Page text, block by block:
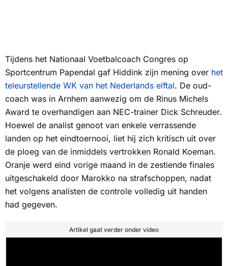
Tijdens het Nationaal Voetbalcoach Congres op
Sportcentrum Papendal gaf Hiddink zijn mening over het
teleurstellende WK van het Nederlands elftal. De oud-
coach was in Arnhem aanwezig om de Rinus Michels
Award te overhandigen aan NEC-trainer Dick Schreuder.
Hoewel de analist genoot van enkele verrassende
landen op het eindtoernooi, liet hij zich kritisch uit over
de ploeg van de inmiddels vertrokken Ronald Koeman.
Oranje werd eind vorige maand in de zestiende finales
uitgeschakeld door Marokko na strafschoppen, nadat
het volgens analisten de controle volledig uit handen
had gegeven.
Artikel gaat verder onder video